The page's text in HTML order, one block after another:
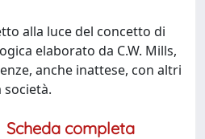
alla luce del concetto di
elaborato da C.W. Mills,
anche inattese, con altri
Scheda completa